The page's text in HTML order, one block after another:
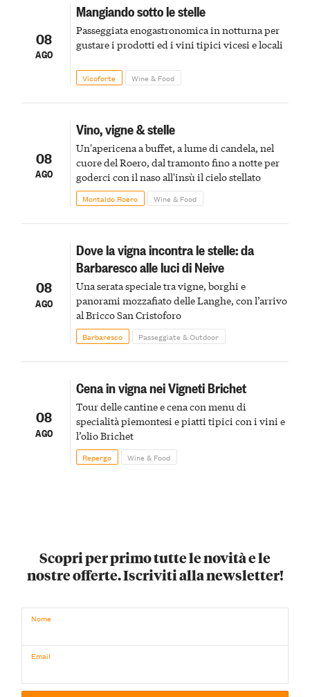
08
AGO
Mangiando sotto le stelle
Passeggiata enogastronomica in notturna per
gustare i prodotti ed i vini tipici vicesi e locali
Vicoforte Wine & Food
08
AGO
Vino, vigne & stelle
Un'apericena a buffet, a lume di candela, nel
cuore del Roero, dal tramonto fino a notte per
goderci con il naso all'insù il cielo stellato
Montaldo Roero Wine & Food
08
AGO
Dove la vigna incontra le stelle: da
Barbaresco alle luci di Neive
Una serata speciale tra vigne, borghi e
panorami mozzafiato delle Langhe, con l’arrivo
al Bricco San Cristoforo
Barbaresco Passeggiate & Outdoor
08
AGO
Cena in vigna nei Vigneti Brichet
Tour delle cantine e cena con menu di
specialità piemontesi e piatti tipici con i vini e
l’olio Brichet
Repergo Wine & Food
Scopri per primo tutte le novità e le
nostre offerte. Iscriviti alla newsletter!
Nome
Email